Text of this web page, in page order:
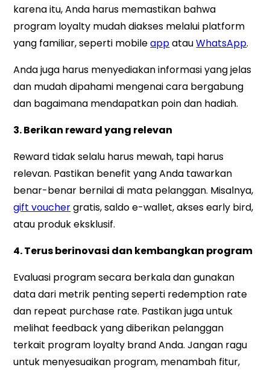
karena itu, Anda harus memastikan bahwa
program loyalty mudah diakses melalui platform
yang familiar, seperti mobileappatauWhatsApp.
Anda juga harus menyediakan informasi yang jelas
dan mudah dipahami mengenai cara bergabung
dan bagaimana mendapatkan poin dan hadiah.
3. Berikan reward yang relevan
Reward tidak selalu harus mewah, tapi harus
relevan. Pastikan benefit yang Anda tawarkan
benar-benar bernilai di mata pelanggan. Misalnya,
gift vouchergratis, saldo e-wallet, akses early bird,
atau produk eksklusif.
4. Terus berinovasi dan kembangkan program
Evaluasi program secara berkala dan gunakan
data dari metrik penting seperti redemption rate
dan repeat purchase rate. Pastikan juga untuk
melihat feedback yang diberikan pelanggan
terkait program loyalty brand Anda. Jangan ragu
untuk menyesuaikan program, menambah fitur,